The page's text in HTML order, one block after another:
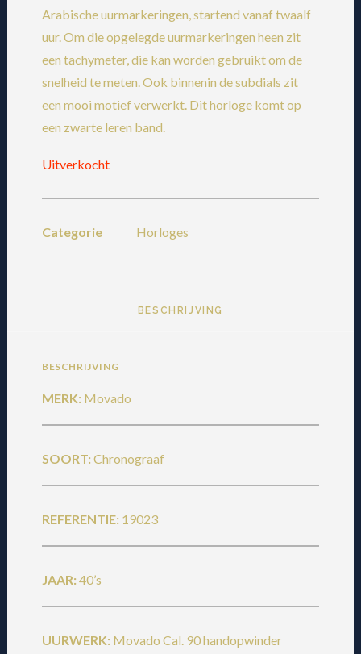
Arabische uurmarkeringen, startend vanaf twaalf
uur. Om die opgelegde uurmarkeringen heen zit
een tachymeter, die kan worden gebruikt om de
snelheid te meten. Ook binnenin de subdials zit
een mooi motief verwerkt. Dit horloge komt op
een zwarte leren band.
Uitverkocht
Categorie Horloges
BESCHRIJVING
BESCHRIJVING
MERK: Movado
SOORT:Chronograaf
REFERENTIE:19023
JAAR:40’s
UURWERK:Movado Cal. 90 handopwinder